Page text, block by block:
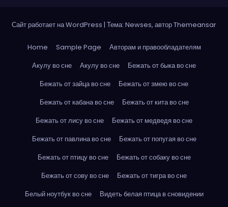
Сайт работает на WordPress | Тема: Newses, авторThemeansar
Home Sample Page
Авторам и правообладателям
Акулу во сне
Акулу во сне
Бежать от быка во сне
Бежать от зайца во сне
Бежать от змею во сне
Бежать от кабана во сне
Бежать от кита во сне
Бежать от лису во сне
Бежать от медведя во сне
Бежать от павлина во сне
Бежать от попугая во сне
Бежать от птицу во сне
Бежать от собаку во сне
Бежать от сову во сне
Бежать от тигра во сне
Белый ноутбук во сне
Видеть белая птица в сновидении